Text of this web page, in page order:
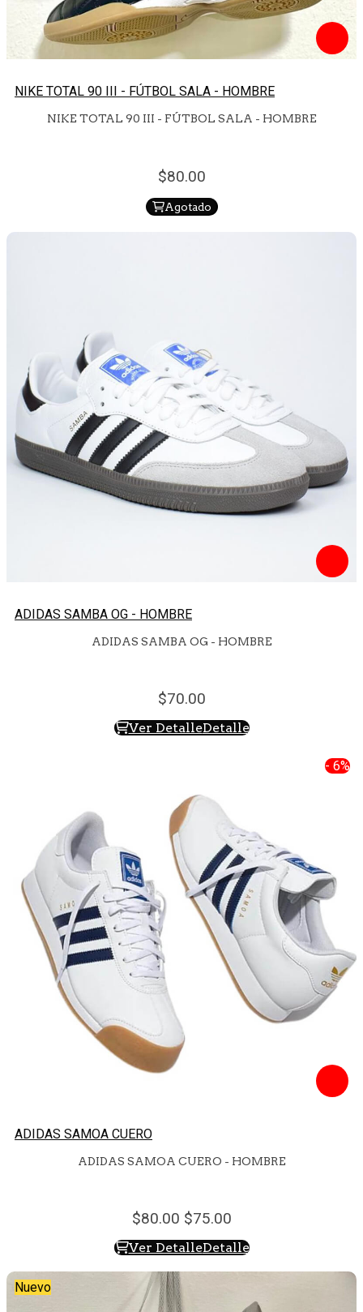
NIKE TOTAL 90 III - FÚTBOL SALA - HOMBRE
NIKE TOTAL 90 III - FÚTBOL SALA - HOMBRE
80.00
Agotado
ADIDAS SAMBA OG - HOMBRE
ADIDAS SAMBA OG - HOMBRE
70.00
Ver DetalleDetalle
- 6%
ADIDAS SAMOA CUERO
ADIDAS SAMOA CUERO - HOMBRE
80.00 75.00
Ver DetalleDetalle
Nuevo